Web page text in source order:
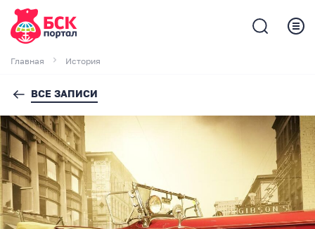
Главная История
ВСЕ ЗАПИСИ